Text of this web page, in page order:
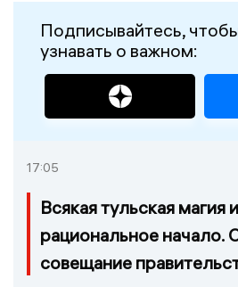
Подписывайтесь,
узнавать о важном:
17:05
Всякая тульская магия
рациональное начало.
совещание